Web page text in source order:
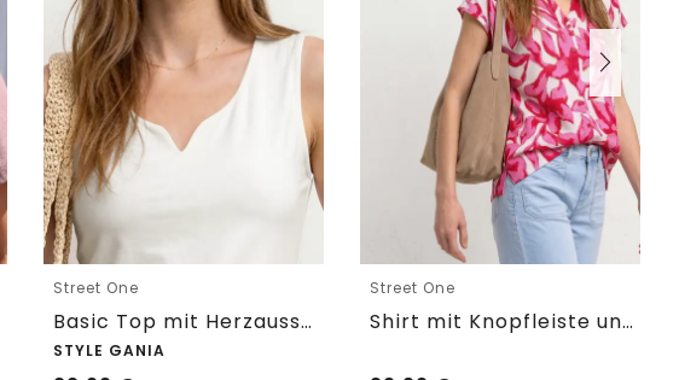
Street One
Basic Top mit Herzausschnitt
STYLE GANIA
Street One
Shirt mit Knopfleiste und Print